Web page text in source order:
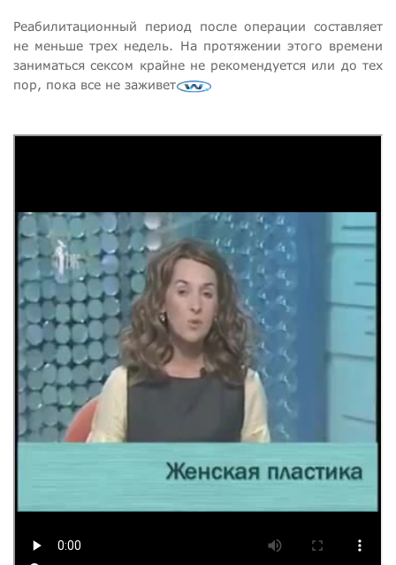
Реабилитационный период после операции составляет
не меньше трех недель. На протяжении этого времени
заниматься сексом крайне не рекомендуется или до тех
пор, пока все не заживет